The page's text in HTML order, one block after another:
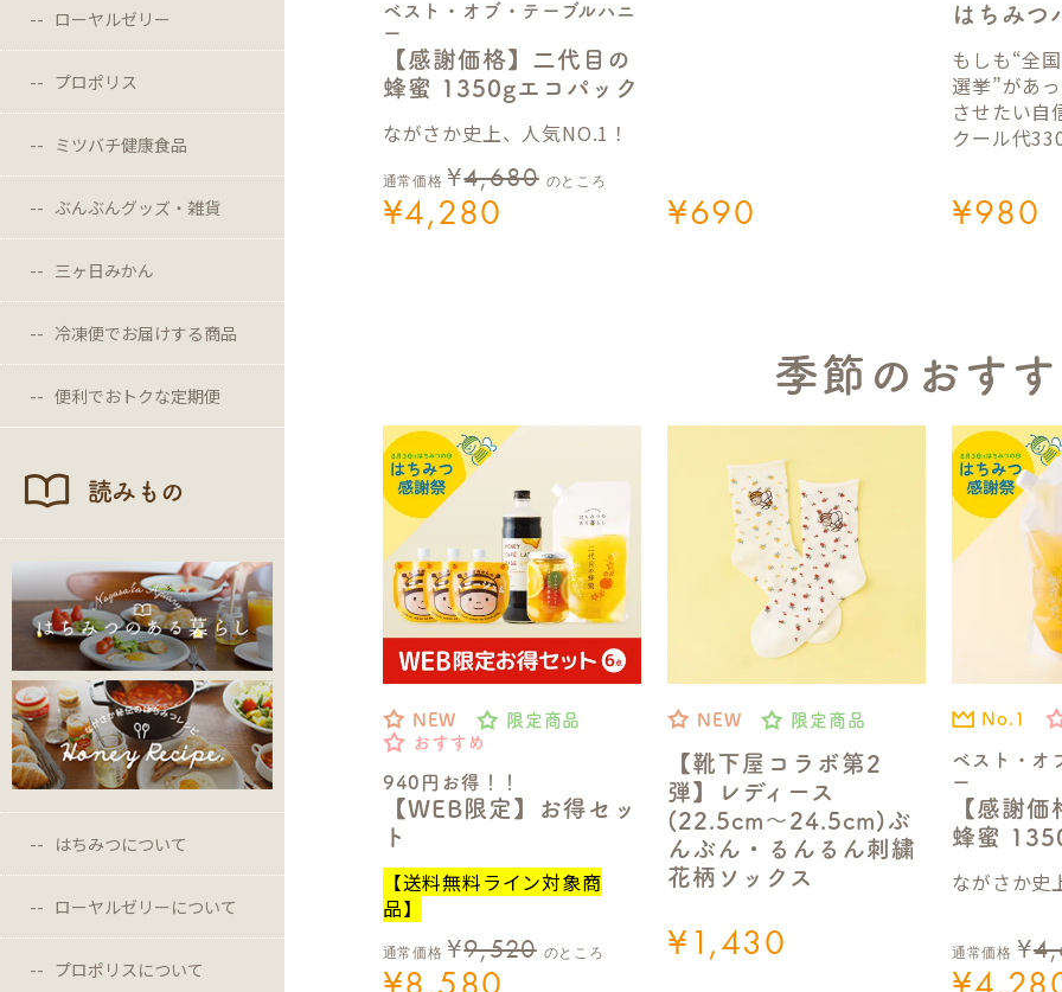
ローヤルゼリー
プロポリス
ミツバチ健康食品
ぶんぶんグッズ・雑貨
三ヶ日みかん
冷凍便でお届けする商品
便利でおトクな定期便
読みもの
はちみつについて
ローヤルゼリーについて
プロポリスについて
ベスト・オブ・テーブルハニ
ー
【感謝価格】二代目の
蜂蜜 1350gエコパック
ながさか史上、人気NO.1！
通常価格 ¥4,680 のところ
¥4,280 ¥690
はちみつ
もしも“全
選挙”があ
させたい自
クール代
¥980
季節のおす
NEW
限定商品
おすすめ
940円お得！！
【WEB限定】お得セッ
ト
【送料無料ライン対象商
品】
通常価格 ¥9,520 のところ
NEW 限定商品
【靴下屋コラボ第2
弾】レディース
(22.5cm～24.5cm)ぶ
んぶん・るんるん刺繍
花柄ソックス
¥1,430
No.1
ベスト・オ
ー
【感謝
蜂蜜
ながさか史
通常価格 ¥